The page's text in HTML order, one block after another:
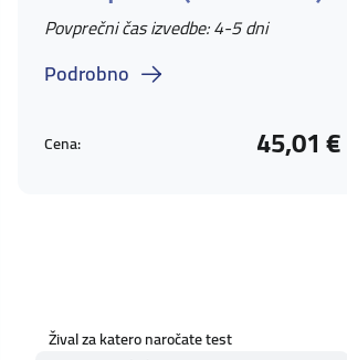
Povprečni čas izvedbe: 4-5 dni
Podrobno
Cena: 45,01 €
Žival za katero naročate test